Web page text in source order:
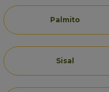
Palmito
Sisal